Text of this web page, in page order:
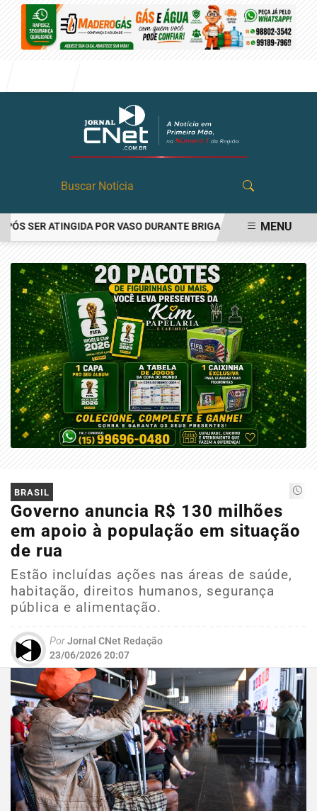
ATINGIDA POR VASO DURANTE BRIGA FAMILIAR EM ANGATUBA
MENU
BRASIL
Governo anuncia R$ 130 milhões
em apoio à população em situação
de rua
Estão incluídas ações nas áreas de saúde,
habitação, direitos humanos, segurança
pública e alimentação.
PorJornal CNet Redação
23/06/2026 20:07